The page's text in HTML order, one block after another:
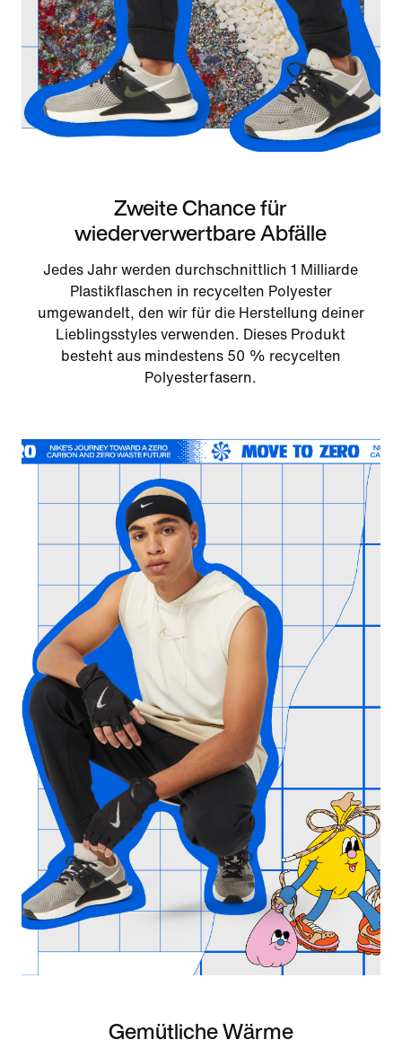
Zweite Chance für
wiederverwertbare Abfälle
Jedes Jahr werden durchschnittlich 1 Milliarde
Plastikflaschen in recycelten Polyester
umgewandelt, den wir für die Herstellung deiner
Lieblingsstyles verwenden. Dieses Produkt
besteht aus mindestens 50 % recycelten
Polyesterfasern.
Gemütliche Wärme